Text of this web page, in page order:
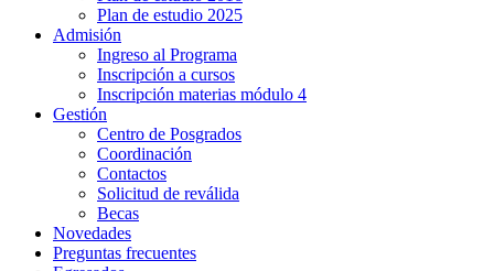
Plan de estudio 2025
Admisión
Ingreso al Programa
Inscripción a cursos
Inscripción materias módulo 4
Gestión
Centro de Posgrados
Coordinación
Contactos
Solicitud de reválida
Becas
Novedades
Preguntas frecuentes